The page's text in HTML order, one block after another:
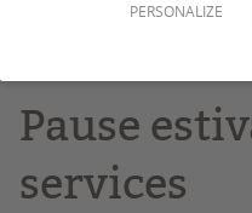
PERSONALIZE
Pause
services